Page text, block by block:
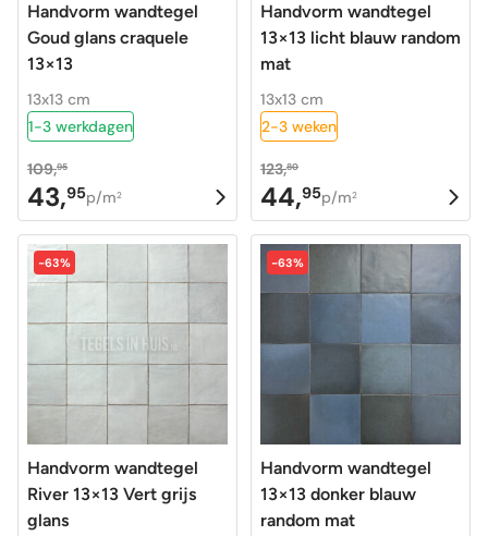
Handvorm wandtegel
Goud glans craquele
13×13
13x13 cm
1-3 werkdagen
109,95
Oorspronkelijke
prijs
was:
109,95.
43,95
Huidige
prijs
is:
43,95.
p/m2
Handvorm wandtegel
13×13 licht blauw random
mat
13x13 cm
2-3 weken
123,80
Oorspronkelijke
prijs
was:
123,80.
44,95
Huidige
prijs
is:
44,95.
p/m2
-63%
Handvorm wandtegel
River 13×13 Vert grijs
glans
-63%
Handvorm wandtegel
13×13 donker blauw
random mat